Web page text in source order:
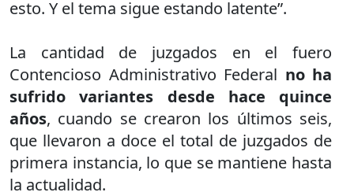
esto. Y el tema sigue estando latente”.
La cantidad de juzgados en el fuero
Contencioso Administrativo Federal no ha
sufrido variantes desde hace quince
años, cuando se crearon los últimos seis,
que llevaron a doce el total de juzgados de
primera instancia, lo que se mantiene hasta
la actualidad.